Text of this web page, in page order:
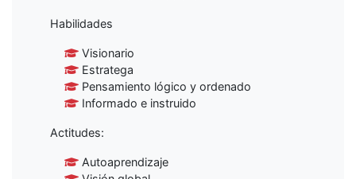
Habilidades
Visionario
Estratega
Pensamiento lógico y ordenado
Informado e instruido
Actitudes:
Autoaprendizaje